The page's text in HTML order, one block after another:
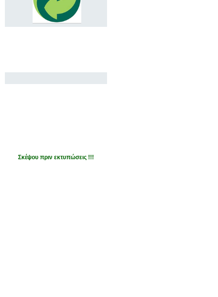
Σκέψου πριν εκτυπώσεις !!!